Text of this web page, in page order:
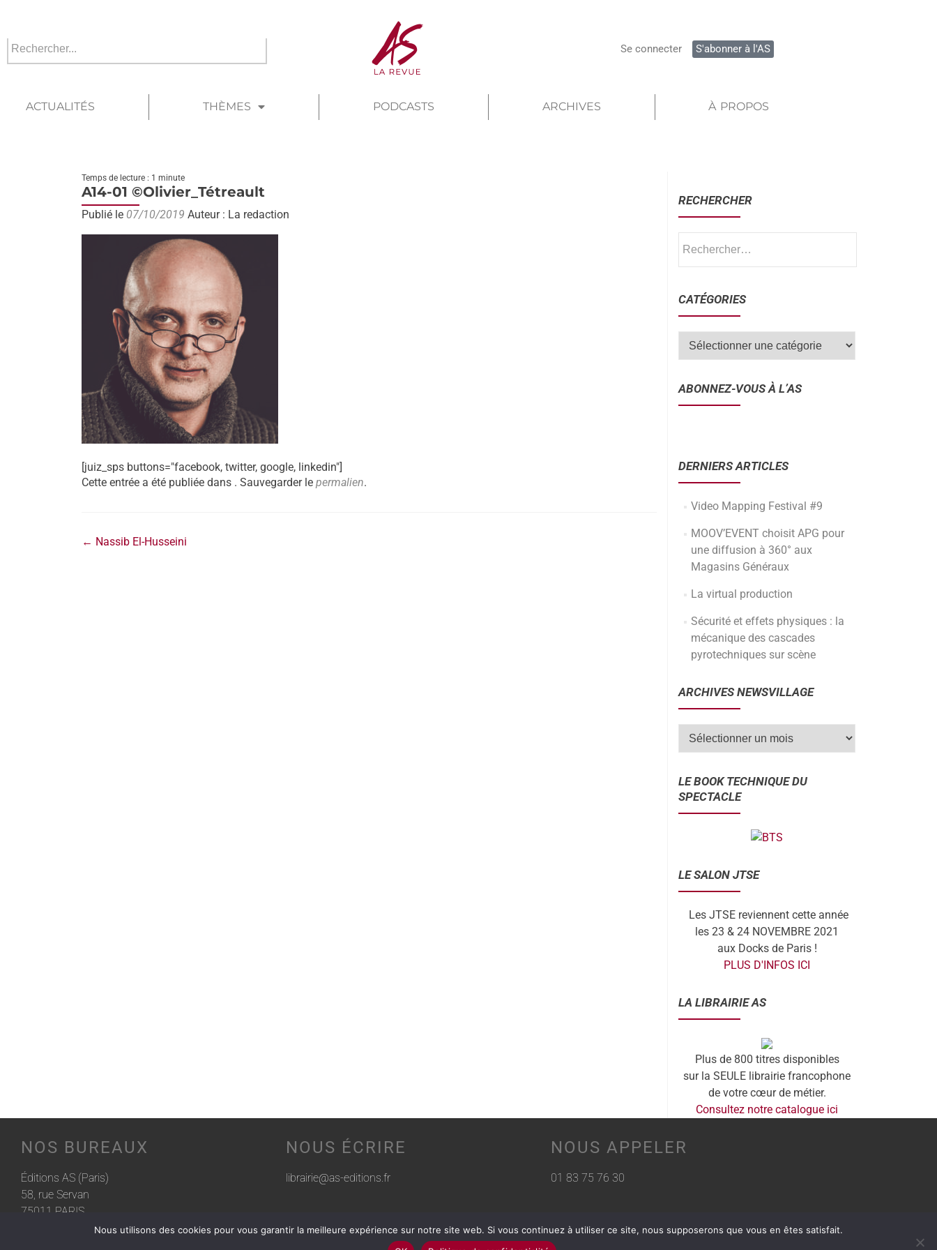
Se connecter S'abonner à l'AS
ACTUALITÉS THÈMES PODCASTS ARCHIVES À PROPOS
Temps de lecture : 1 minute
A14-01 ©Olivier_Tétreault
Publié le 07/10/2019 Auteur : La redaction
[juiz_sps buttons="facebook, twitter, google, linkedin"]
Cette entrée a été publiée dans . Sauvegarder le permalien.
← Nassib El-Husseini
RECHERCHER
CATÉGORIES
ABONNEZ-VOUS À L’AS
DERNIERS ARTICLES
Video Mapping Festival #9
MOOV’EVENT choisit APG pour
une diffusion à 360° aux
Magasins Généraux
La virtual production
Sécurité et effets physiques : la
mécanique des cascades
pyrotechniques sur scène
ARCHIVES NEWSVILLAGE
LE BOOK TECHNIQUE DU
SPECTACLE
LE SALON JTSE
Les JTSE reviennent cette année
les 23 & 24 NOVEMBRE 2021
aux Docks de Paris !
PLUS D'INFOS ICI
LA LIBRAIRIE AS
Plus de 800 titres disponibles
sur la SEULE librairie francophone
de votre cœur de métier.
Consultez notre catalogue ici
NOS BUREAUX
Éditions AS (Paris)
58, rue Servan
75011 PARIS
NOUS ÉCRIRE
librairie@as-editions.fr
NOUS APPELER
01 83 75 76 30
Nous utilisons des cookies pour vous garantir la meilleure expérience sur notre site web. Si vous continuez à utiliser ce site, nous supposerons que vous en êtes satisfait.